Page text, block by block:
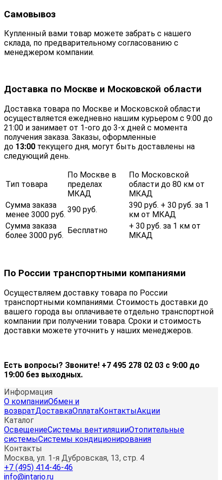
Самовывоз
Купленный вами товар можете забрать с нашего
склада, по предварительному согласованию с
менеджером компании.
Доставка по Москве и Московской области
Доставка товара по Москве и Московской области
осуществляется ежедневно нашим курьером с 9:00 до
21:00 и занимает от 1-ого до 3-х дней с момента
получения заказа. Заказы, оформленные
до 13:00 текущего дня, могут быть доставлены на
следующий день.
Тип товара
По Москве в
пределах
МКАД
По Московской
области до 80 км от
МКАД
Сумма заказа
менее 3000 руб.
390 руб.
390 руб. + 30 руб. за 1
км от МКАД
Сумма заказа
более 3000 руб.
Бесплатно
+ 30 руб. за 1 км от
МКАД
По России транспортными компаниями
Осуществляем доставку товара по России
транспортными компаниями. Стоимость доставки до
вашего города вы оплачиваете отдельно транспортной
компании при получении товара. Сроки и стоимость
доставки можете уточнить у наших менеджеров.
Есть вопросы? Звоните! +7 495 278 02 03 с 9:00 до
19:00 без выходных.
Информация
О компанииОбмен и
возвратДоставкаОплатаКонтактыАкции
Каталог
ОсвещениеСистемы вентиляцииОтопительные
системыСистемы кондиционирования
Контакты
Москва, ул. 1-я Дубровская, 13, стр. 4
+7 (495) 414-46-46
info@intario.ru